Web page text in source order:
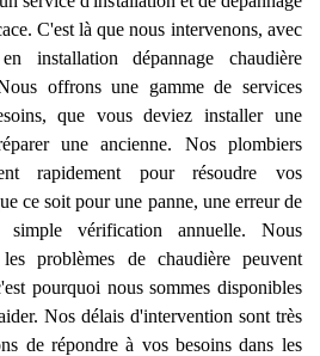
C'est là que nous intervenons, avec
installation dépannage chaudière
offrons une gamme de services
que vous deviez installer une
une ancienne. Nos plombiers
rapidement pour résoudre vos
ce soit pour une panne, une erreur de
simple vérification annuelle. Nous
problèmes de chaudière peuvent
pourquoi nous sommes disponibles
Nos délais d'intervention sont très
de répondre à vos besoins dans les